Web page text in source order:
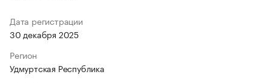
Дата регистрации
30 декабря 2025
Регион
Удмуртская Республика